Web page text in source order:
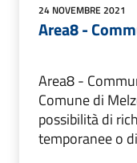
24 NOVEMBRE 2021
Area8 -
Area8 -
Comune di
possibilità di
temporanee o